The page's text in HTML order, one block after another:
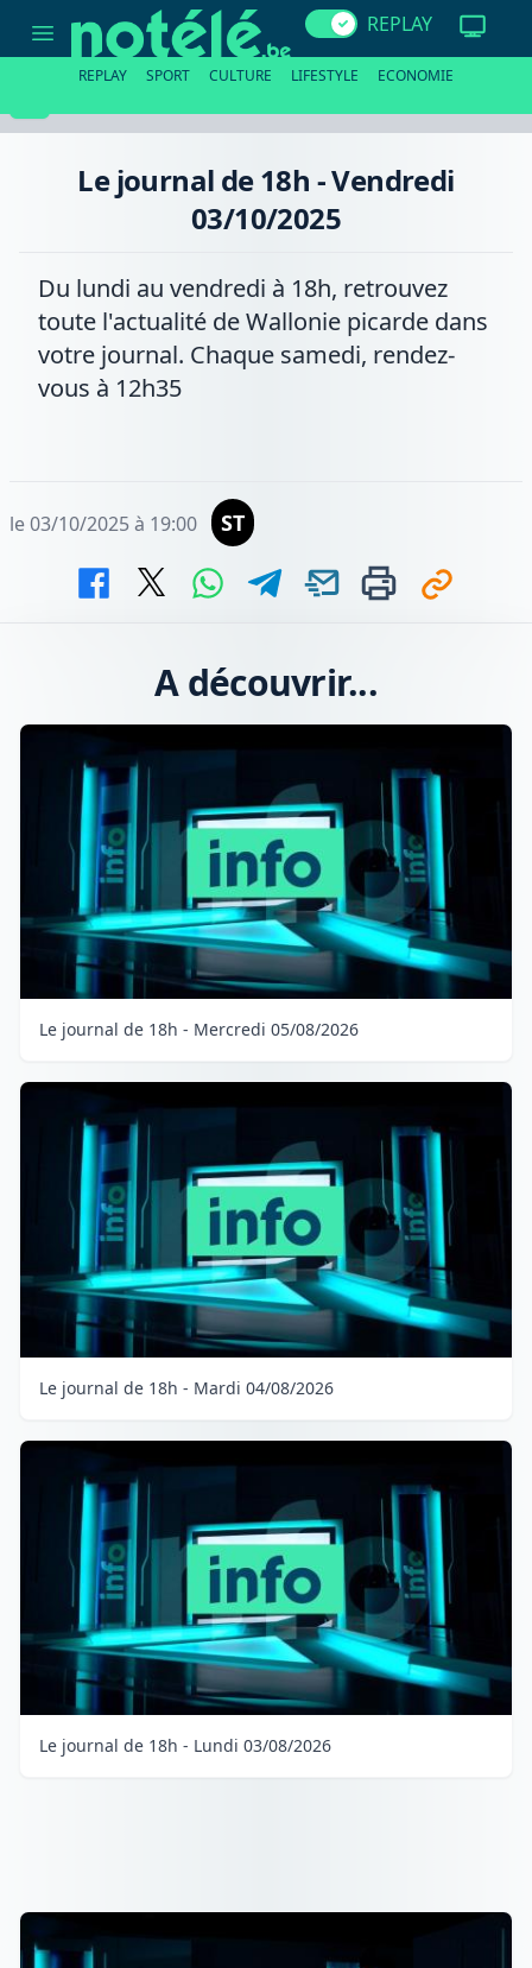
journal
03/10/2025
REPLAY
REPLAY SPORT CULTURE LIFESTYLE ECONOMIE
Le journal de 18h - Vendredi
03/10/2025
Du lundi au vendredi à 18h, retrouvez
toute l'actualité de Wallonie picarde dans
votre journal. Chaque samedi, rendez-
vous à 12h35
le 03/10/2025 à 19:00 ST
A découvrir...
Le journal de 18h - Mercredi 05/08/2026
Le journal de 18h - Mardi 04/08/2026
Le journal de 18h - Lundi 03/08/2026